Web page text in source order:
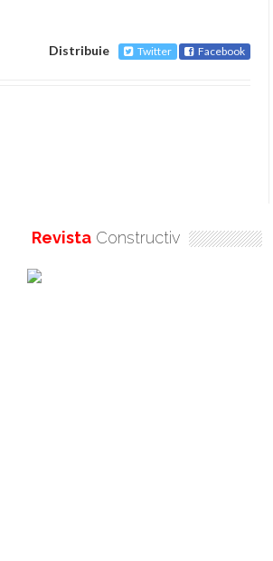
Distribuie Twitter Facebook
Revista Constructiv